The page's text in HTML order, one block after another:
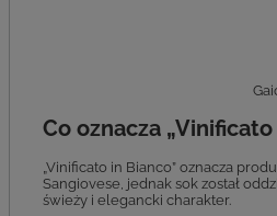
Co oznacza
„Vinificato in Bianco” oznacza
Sangiovese, jednak sok został
świeży i elegancki charakter.